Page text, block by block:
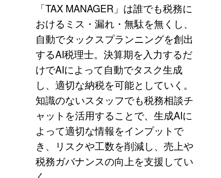
「TAX MANAGER」は誰でも税務に
おけるミス・漏れ・無駄を無くし、
自動でタックスプランニングを創出
するAI税理士。決算期を入力するだ
けでAIによって自動でタスク生成
し、適切な納税を可能としていく。
知識のないスタッフでも税務相談チ
ャットを活用することで、生成AIに
よって適切な情報をインプットで
き、リスクや工数を削減し、売上や
税務ガバナンスの向上を支援してい